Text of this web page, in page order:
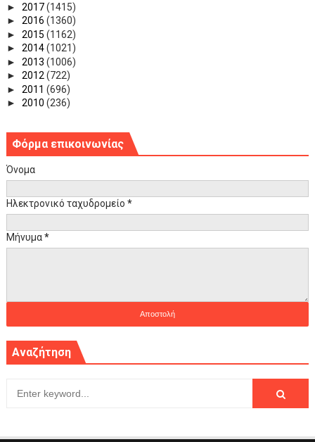
► 2017(1415)
► 2016 (1360)
► 2015 (1162)
► 2014(1021)
► 2013 (1006)
► 2012(722)
► 2011 (696)
► 2010 (236)
Φόρμα επικοινωνίας
Όνομα
Ηλεκτρονικό ταχυδρομείο *
Μήνυμα*
Αναζήτηση